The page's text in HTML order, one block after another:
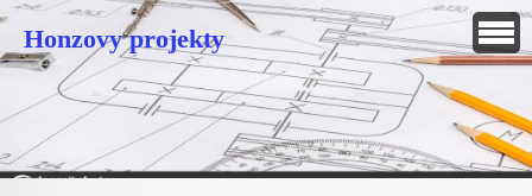
Honzovy projekty